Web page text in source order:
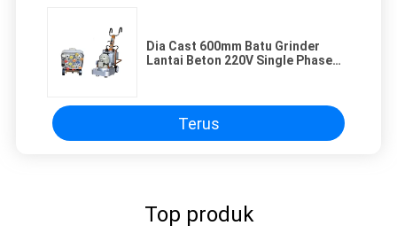
Dia Cast 600mm Batu Grinder
Lantai Beton 220V Single Phase
Terus
Top produk